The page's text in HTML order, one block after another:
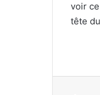
voir
tête